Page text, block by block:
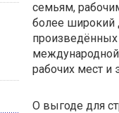
семьям,
более широкий
рабочих мест и
О выгоде для